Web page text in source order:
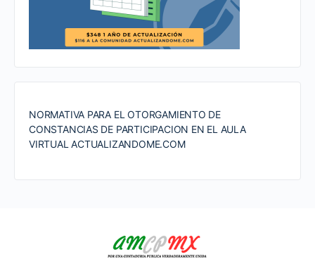
NORMATIVA PARA EL OTORGAMIENTO DE
CONSTANCIAS DE PARTICIPACION EN EL AULA
VIRTUAL ACTUALIZANDOME.COM